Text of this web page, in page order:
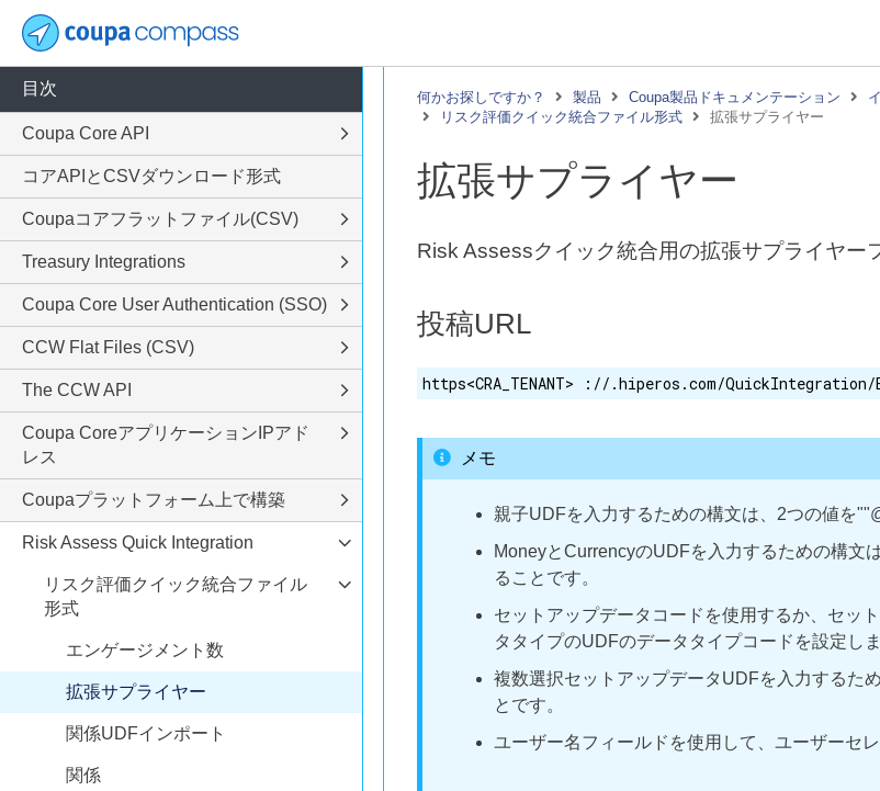
何かお探しですか？ 製品 Coupa製品ドキュメンテーション
リスク評価クイック統合ファイル形式
拡張サプライヤー
拡張サプライヤー
Risk Assessクイック統合用の拡張サプライヤー
投稿URL
https<CRA_TENANT> ://.hiperos.com/QuickIntegration/
メモ
親子UDFを入力するための構文は、2つの値
MoneyとCurrencyのUDFを入力するための構文
ることです。
セットアップデータコードを使用するか、セッ
タタイプのUDFのデータタイプコードを設
複数選択セットアップデータUDFを入力するた
とです。
ユーザー名フィールドを使用して、ユーザーセ
目次
Coupa Core API
コアAPIとCSVダウンロード形式
Coupaコアフラットファイル(CSV)
Treasury Integrations
Coupa Core User Authentication (SSO)
CCW Flat Files (CSV)
The CCW API
Coupa CoreアプリケーションIPアド
レス
Coupaプラットフォーム上で構築
Risk Assess Quick Integration
リスク評価クイック統合ファイル
形式
エンゲージメント数
拡張サプライヤー
関係UDFインポート
関係